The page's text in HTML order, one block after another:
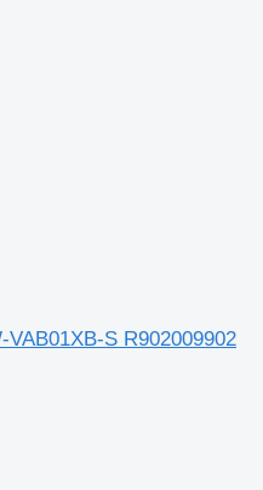
S R902009902